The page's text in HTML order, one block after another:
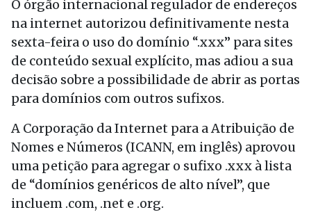
O órgão internacional regulador de endereços
na internet autorizou definitivamente nesta
sexta-feira o uso do domínio “.xxx” para sites
de conteúdo sexual explícito, mas adiou a sua
decisão sobre a possibilidade de abrir as portas
para domínios com outros sufixos.
A Corporação da Internet para a Atribuição de
Nomes e Números (ICANN, em inglês) aprovou
uma petição para agregar o sufixo .xxx à lista
de “domínios genéricos de alto nível”, que
incluem .com, .net e .org.